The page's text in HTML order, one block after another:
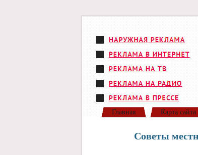
Главная Карта сайта
Советы